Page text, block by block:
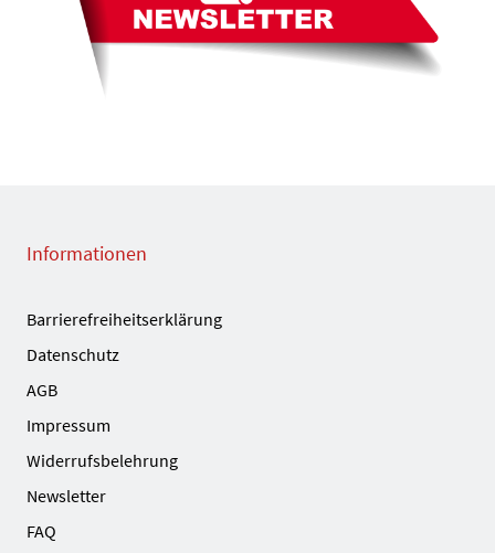
Informationen
Barrierefreiheitserklärung
Datenschutz
AGB
Impressum
Widerrufsbelehrung
Newsletter
FAQ